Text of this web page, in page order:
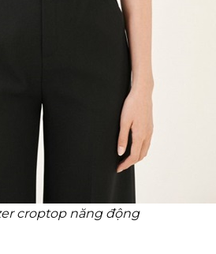
croptop năng động